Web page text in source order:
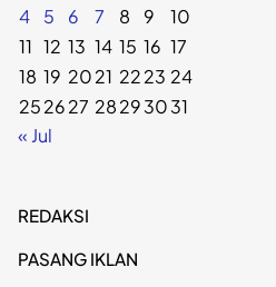
4
5 6 7 8 9
10
11 12 13 14 15 16 17
18 19 2021 2223 24
252627 28293031
« Jul
REDAKSI
PASANG IKLAN